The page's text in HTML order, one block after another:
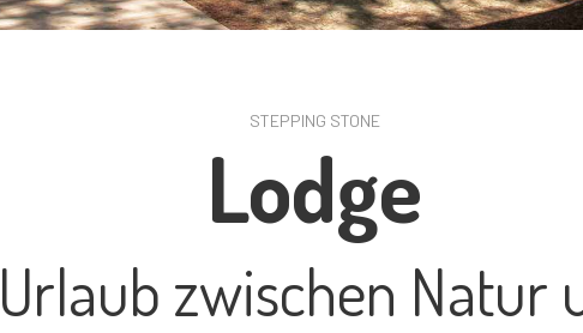
STEPPING STONE
Lodge
zwischen Natur